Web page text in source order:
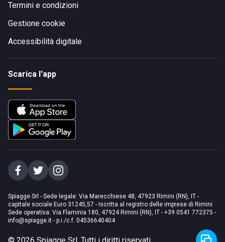
Termini e condizioni
Gestione cookie
Accessibilità digitale
Scarica l'app
Spiagge Srl - Sede legale: Via Marecchiese 48, 47923 Rimini (RN), IT -
capitale sociale Euro 31245,57 - Iscritta al registro delle imprese di Rimini
Sede operativa: Via Flaminia 180, 47924 Rimini (RN), IT - +39 0541 772375 -
info@spiagge.it - p.i./c.f. 04536640404